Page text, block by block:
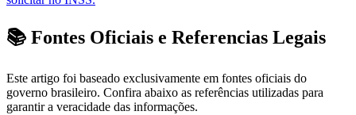
📚 Fontes Oficiais e Referencias Legais
Este artigo foi baseado exclusivamente em fontes oficiais do
governo brasileiro. Confira abaixo as referências utilizadas para
garantir a veracidade das informações.